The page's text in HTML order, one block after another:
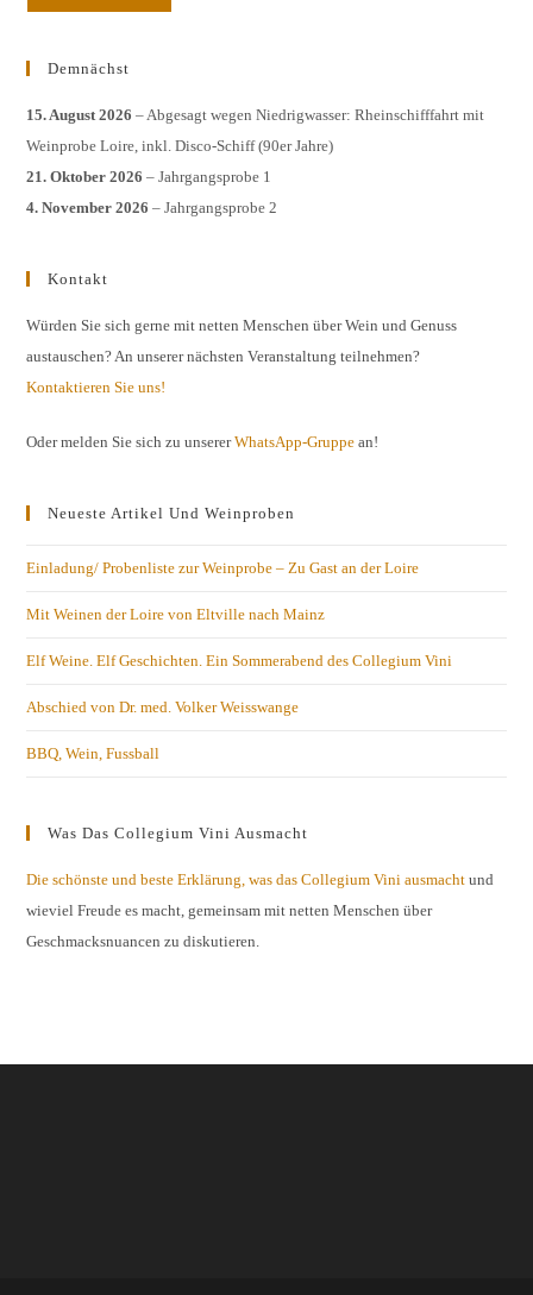
Demnächst
15. August 2026 – Abgesagt wegen Niedrigwasser: Rheinschifffahrt mit
Weinprobe Loire, inkl. Disco-Schiff (90er Jahre)
21. Oktober 2026 – Jahrgangsprobe 1
4. November 2026 – Jahrgangsprobe 2
Kontakt
Würden Sie sich gerne mit netten Menschen über Wein und Genuss
austauschen? An unserer nächsten Veranstaltung teilnehmen?
Kontaktieren Sie uns!
Oder melden Sie sich zu unsererWhatsApp-Gruppe an!
Neueste Artikel Und Weinproben
Einladung/ Probenliste zur Weinprobe – Zu Gast an der Loire
Mit Weinen der Loire von Eltville nach Mainz
Elf Weine. Elf Geschichten. Ein Sommerabend des Collegium Vini
Abschied von Dr. med. Volker Weisswange
BBQ, Wein, Fussball
Was Das Collegium Vini Ausmacht
Die schönste und beste Erklärung, was das Collegium Vini ausmacht und
wieviel Freude es macht, gemeinsam mit netten Menschen über
Geschmacksnuancen zu diskutieren.